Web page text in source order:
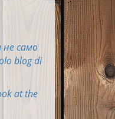
не само
blog di
at the